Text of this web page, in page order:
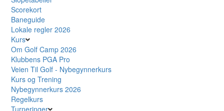
Scorekort
Baneguide
Lokale regler 2026
Kurs
Om Golf Camp 2026
Klubbens PGA Pro
Veien Til Golf - Nybegynnerkurs
Kurs og Trening
Nybegynnerkurs 2026
Regelkurs
Turneringer